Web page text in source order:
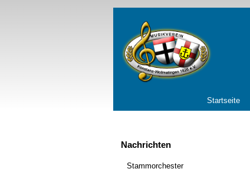
Startseite
Nachrichten
Navigation
Stammorchester